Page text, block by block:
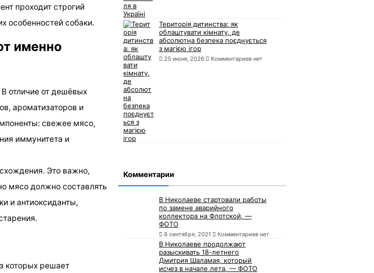
проходит строгий
особенностей собаки.
именно
отличие от дешёвых
ароматизаторов и
свежее мясо,
иммунитета и
Это важно,
мясо должно составлять
и антиоксиданты,
которых решает
Територія дитинства: як
облаштувати кімнату, де
абсолютна безпека поєднується
з магією ігор
25 июня, 2026 Комментариев нет
Комментарии
В Николаеве стартовали работы
по замене аварийного
коллектора на Флотской, —
ФОТО
6 сентября, 2021 Комментариев нет
В Николаеве продолжают
разыскивать 18-летнего
Дмитрия Шаламая, который
исчез в начале лета, — ФОТО